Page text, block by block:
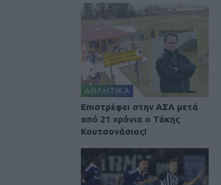
ΑΘΛΗΤΙΚΑ
Επιστρέφει στην ΑΣΑ μετά
από 21 χρόνια ο Τάκης
Κουτσονάσιος!